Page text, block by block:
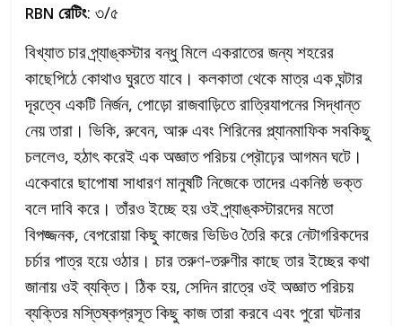
RBN রেটিং: ৩/৫
বিখ্যাত চার প্র্যাঙ্কস্টার বন্ধু মিলে একরাতের জন্য শহরের
কাছেপিঠে কোথাও ঘুরতে যাবে। কলকাতা থেকে মাত্র এক ঘন্টার
দূরত্বে একটি নির্জন, পোড়ো রাজবাড়িতে রাত্রিযাপনের সিদ্ধান্ত
নেয় তারা। ভিকি, রুবেন, আরু এবং শিরিনের প্ল্যানমাফিক সবকিছু
চললেও, হঠাৎ করেই এক অজ্ঞাত পরিচয় প্রৌঢ়ের আগমন ঘটে।
একেবারে ছাপোষা সাধারণ মানুষটি নিজেকে তাদের একনিষ্ঠ ভক্ত
বলে দাবি করে। তাঁরও ইচ্ছে হয় ওই প্র্যাঙ্কস্টারদের মতো
বিপজ্জনক, বেপরোয়া কিছু কাজের ভিডিও তৈরি করে নেটাগরিকদের
চর্চার পাত্র হয়ে ওঠার। চার তরুণ-তরুণীর কাছে তার ইচ্ছের কথা
জানায় ওই ব্যক্তি। ঠিক হয়, সেদিন রাত্রে ওই অজ্ঞাত পরিচয়
ব্যক্তির মস্তিষ্কপ্রসূত কিছু কাজ তারা করবে এবং পুরো ঘটনার